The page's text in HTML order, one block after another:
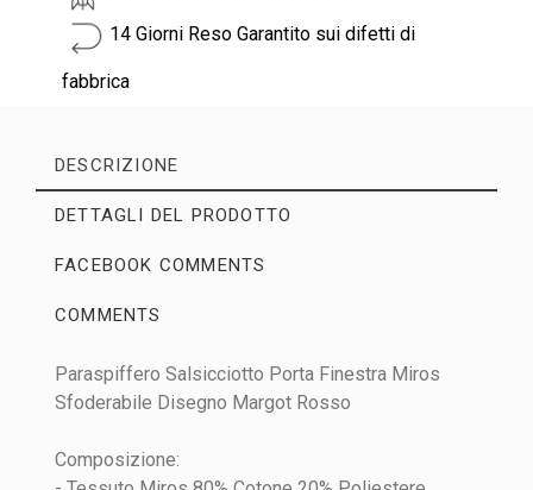
14 Giorni Reso Garantito sui difetti di
fabbrica
DESCRIZIONE
DETTAGLI DEL PRODOTTO
FACEBOOK COMMENTS
COMMENTS
Paraspiffero Salsicciotto Porta Finestra Miros
Sfoderabile Disegno Margot Rosso
Composizione:
No customer reviews for the moment.